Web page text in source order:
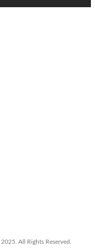
2025. All Rights Reserved.